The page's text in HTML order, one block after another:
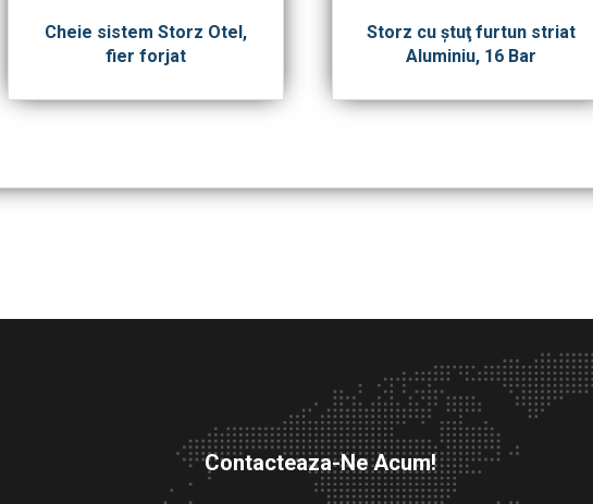
Cheie sistem Storz Otel,
fier forjat
Storz cu ştuţ furtun striat
Aluminiu, 16 Bar
Contacteaza-Ne Acum!